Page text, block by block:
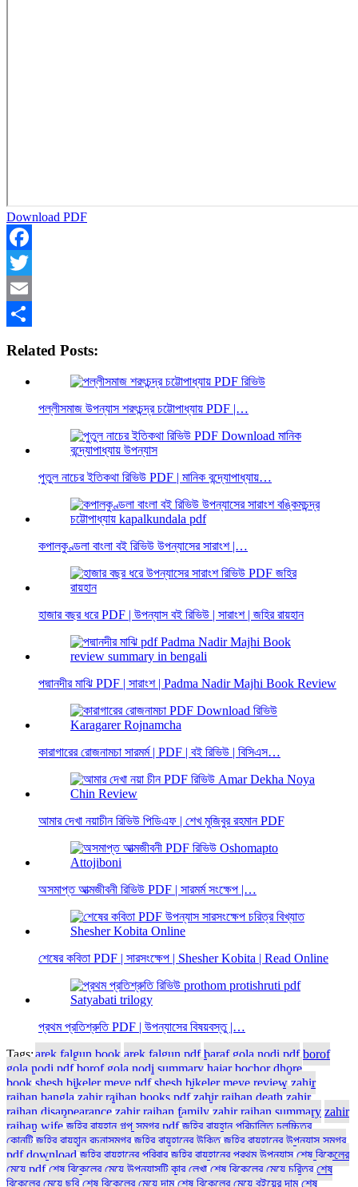
Download PDF
Facebook
Twitter
Email
Related Posts:
পল্লীসমাজ উপন্যাস শরৎচন্দ্র চট্টোপাধ্যায় PDF |…
পুতুল নাচের ইতিকথা রিভিউ PDF | মানিক বন্দ্যোপাধ্যায়…
কপালকুণ্ডলা বাংলা বই রিভিউ উপন্যাসের সারাংশ |…
হাজার বছর ধরে PDF | উপন্যাস বই রিভিউ | সারাংশ | জহির রায়হান
পদ্মানদীর মাঝি PDF | সারাংশ | Padma Nadir Majhi Book Review
কারাগারের রোজনামচা সারমর্ম | PDF | বই রিভিউ | বিসিএস…
আমার দেখা নয়াচীন রিভিউ পিডিএফ | শেখ মুজিবুর রহমান PDF
অসমাপ্ত আত্মজীবনী রিভিউ PDF | সারমর্ম সংক্ষেপ |…
শেষের কবিতা PDF | সারসংক্ষেপ | Shesher Kobita | Read Online
প্রথম প্রতিশ্রুতি PDF | উপন্যাসের বিষয়বস্তু |…
Tags:arek falgun book arek falgun pdf baraf gola nodi pdf borof
gola nodi pdf borof gola nodi summary hajar bochor dhore
book shesh bikeler meye pdf shesh bikeler meye review zahir
raihan bangla zahir raihan books pdf zahir raihan death zahir
raihan disappearance zahir raihan family zahir raihan summary zahir
raihan wife জহির রায়হান গল্প সমগ্র pdf জহির রায়হান পরিচালিত চলচ্চিত্র
কোনটি জহির রায়হান রচনাসমগ্র জহির রায়হানের উক্তি জহির রায়হানের উপন্যাস সমগ্র
pdf download জহির রায়হানের পরিবার জহির রায়হানের প্রথম উপন্যাস শেষ বিকেলের
মেয়ে pdf শেষ বিকেলের মেয়ে উপন্যাসটি কার লেখা শেষ বিকেলের মেয়ে চরিত্র শেষ
বিকেলের মেয়ে ছবি শেষ বিকেলের মেয়ে দাম শেষ বিকেলের মেয়ে বইয়ের দাম শেষ